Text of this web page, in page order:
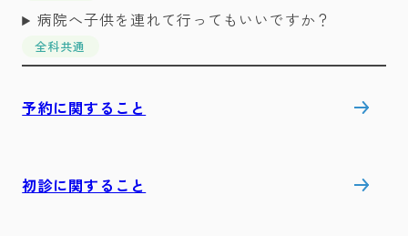
病院へ子供を連れて行ってもいいですか？
全科共通
予約に関すること
初診に関すること